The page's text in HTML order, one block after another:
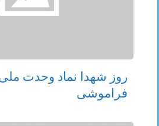
روز شهدا نماد وحدت ملی
فراموشی